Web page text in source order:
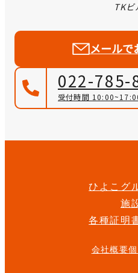
TK
メールで
022-785-
受付時間
ひよこグ
施
各種証明
会社概要